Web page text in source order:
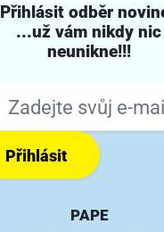
Přihlásit odběr
...už vám nikdy nic
neunikne!!!
Přihlásit
PAPE